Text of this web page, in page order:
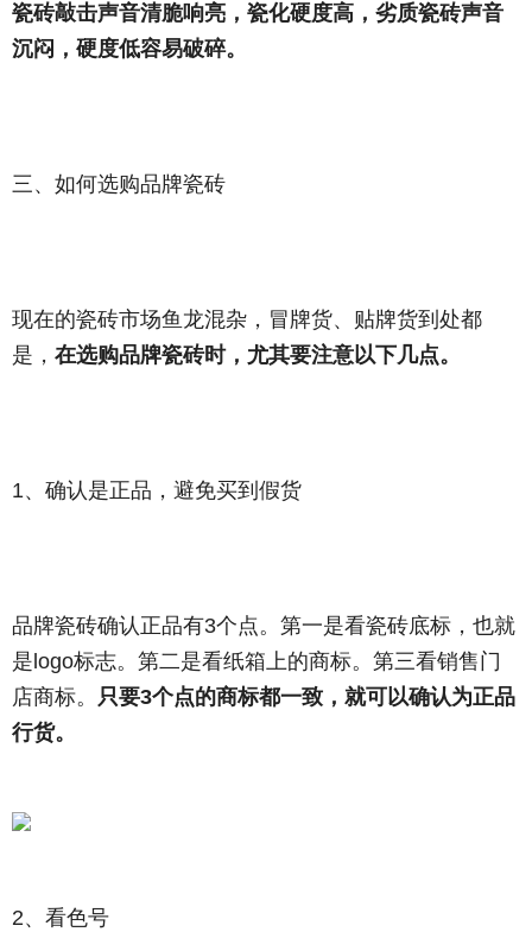
瓷砖敲击声音清脆响亮，瓷化硬度高，劣质瓷砖声音
沉闷，硬度低容易破碎。
三、如何选购品牌瓷砖
现在的瓷砖市场鱼龙混杂，冒牌货、贴牌货到处都
是， 在选购品牌瓷砖时，尤其要注意以下几点。
1、确认是正品，避免买到假货
品牌瓷砖确认正品有3个点。第一是看瓷砖底标，也就
是logo标志。第二是看纸箱上的商标。第三看销售门
店商标。 只要3个点的商标都一致，就可以确认为正品
行货。
2、看色号